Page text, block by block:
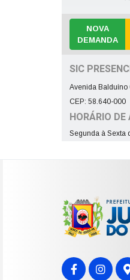
NOVA
DEMANDA
SIC
Avenida Balduíno
CEP: 58.640-000
HORÁRIO
Segunda à Sexta